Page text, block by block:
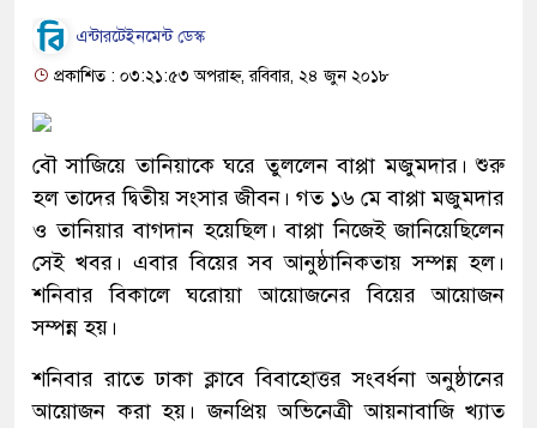
এন্টারটেইনমেন্ট ডেস্ক
প্রকাশিত : ০৩:২১:৫৩ অপরাহ্ন, রবিবার, ২৪ জুন ২০১৮
বৌ সাজিয়ে তানিয়াকে ঘরে তুললেন বাপ্পা মজুমদার। শুরু
হল তাদের দ্বিতীয় সংসার জীবন। গত ১৬ মে বাপ্পা মজুমদার
ও তানিয়ার বাগদান হয়েছিল। বাপ্পা নিজেই জানিয়েছিলেন
সেই খবর। এবার বিয়ের সব আনুষ্ঠানিকতায় সম্পন্ন হল।
শনিবার বিকালে ঘরোয়া আয়োজনের বিয়ের আয়োজন
সম্পন্ন হয়।
শনিবার রাতে ঢাকা ক্লাবে বিবাহোত্তর সংবর্ধনা অনুষ্ঠানের
আয়োজন করা হয়। জনপ্রিয় অভিনেত্রী আয়নাবাজি খ্যাত